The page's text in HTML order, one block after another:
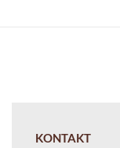
KONTAKT